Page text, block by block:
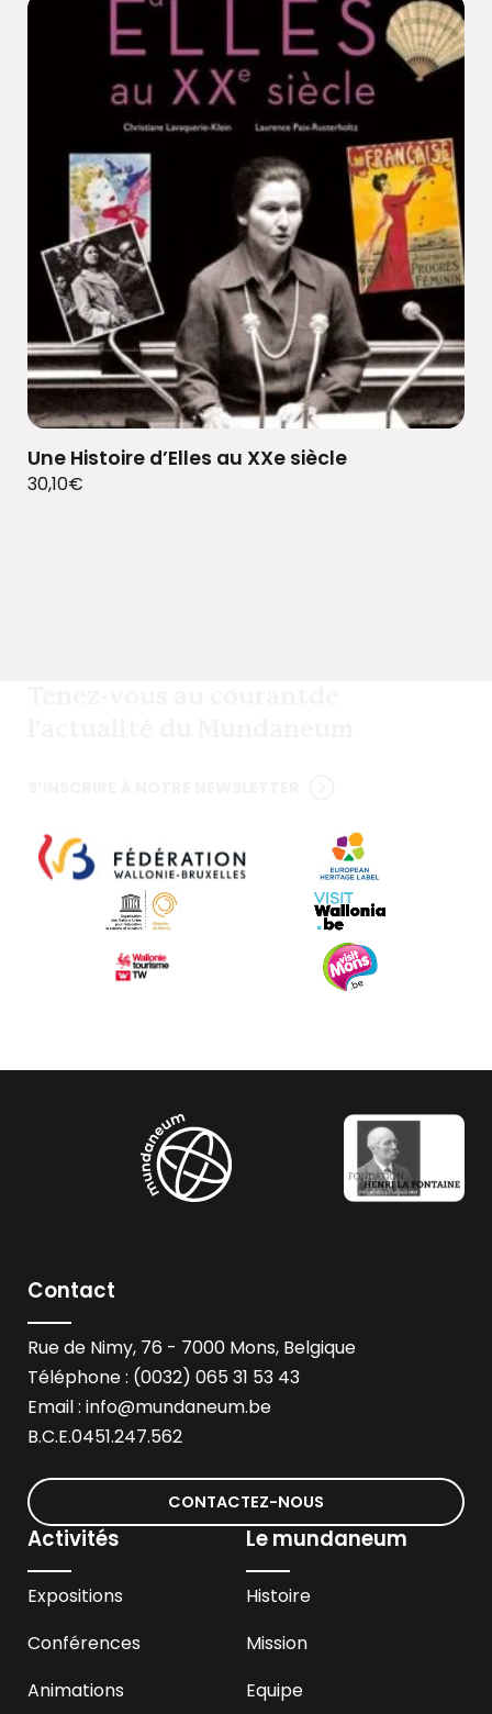
Une Histoire d’Elles au XXe siècle
30,10€
Contact
Rue de Nimy, 76 - 7000 Mons, Belgique
Téléphone : (0032) 065 31 53 43
Email : info@mundaneum.be
B.C.E.0451.247.562
CONTACTEZ-NOUS
Activités
Expositions
Conférences
Animations
Le mundaneum
Histoire
Mission
Equipe